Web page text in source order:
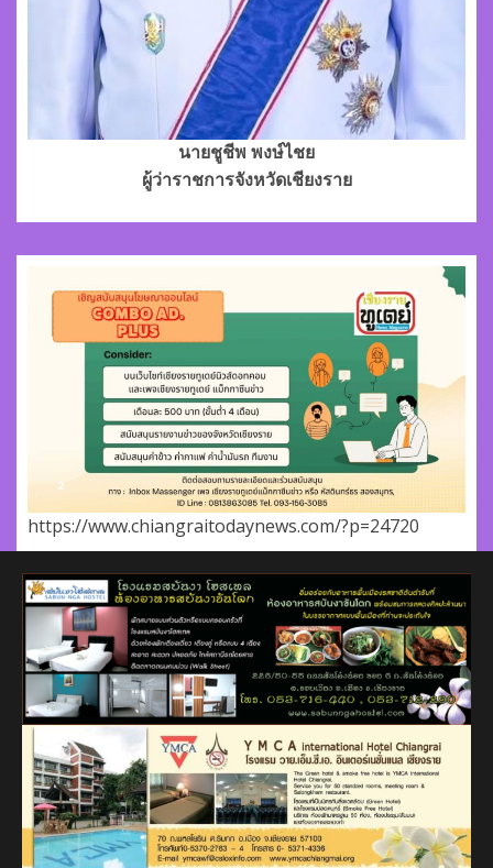
นายชูชีพ พงษ์ไชย
ผู้ว่าราชการจังหวัดเชียงราย
https://www.chiangraitodaynews.com/?p=24720